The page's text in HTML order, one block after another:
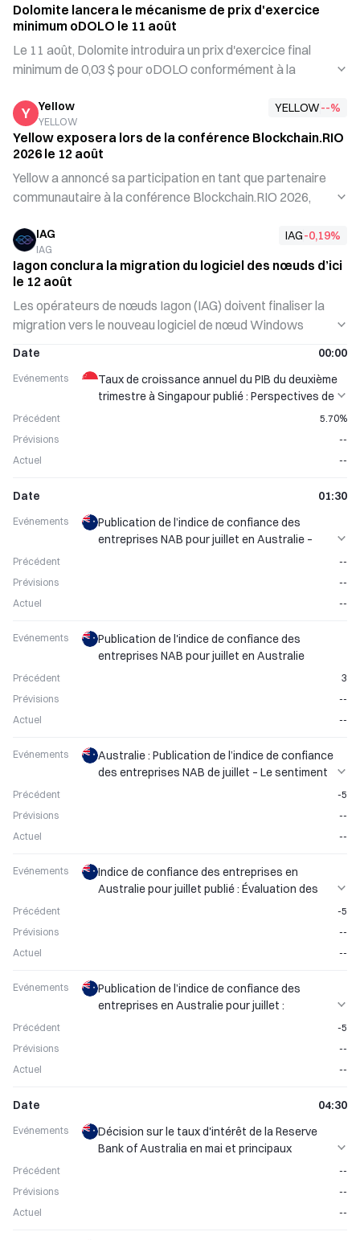
constitue une étape critique précédant la mise à niveau
performances et la sécurité du réseau. Cette mise à
niveau témoigne des progrès continus de Pi Network dans
opérateurs de nœuds de se préparer en amont afin
d’assurer une transition fluide.
Dolomite lancera le mécanisme de prix d'exercice
minimum oDOLO le 11 août
Le 11 août, Dolomite introduira un prix d'exercice final
minimum de 0,03 $ pour oDOLO conformément à la
décote d'acquisition, après quoi le prix final sera fixé au
niveau le plus élevé entre le prix décoté ou le plancher de
0,03 $. Cette initiative vise à protéger les intérêts des
transactions oDOLO.
Y Yellow
YELLOW
YELLOW--%
Yellow exposera lors de la conférence Blockchain.RIO
2026 le 12 août
Yellow a annoncé sa participation en tant que partenaire
communautaire à la conférence Blockchain.RIO 2026,
L'événement portera sur la politique brésilienne en
matière de cryptomonnaies et les questions
réglementaires, réunissant des experts du secteur pour
blockchain sur les marchés émergents. L'implication de
Yellow soutiendra la standardisation des actifs
cryptographiques à travers l'Amérique latine, aidant les
entreprises à naviguer dans un environnement
réglementaire complexe.
IAG
IAG
IAG-0,19%
Iagon conclura la migration du logiciel des nœuds d’ici
le 12 août
Les opérateurs de nœuds Iagon (IAG) doivent finaliser la
migration vers le nouveau logiciel de nœud Windows
migration complet, visant à améliorer l’efficacité
opérationnelle des nœuds et la stabilité du réseau. Les
opérateurs de nœuds sont invités à suivre attentivement
les annonces officielles et à effectuer la migration dans les
délais afin d’assurer le fonctionnement normal des nœuds.
Date 00:00
Evénements
Taux de croissance annuel du PIB du deuxième
trimestre à Singapour publié : Perspectives de
Précédent
5.70%
Prévisions
--
Actuel
--
Date 01:30
Evénements
Publication de l’indice de confiance des
entreprises NAB pour juillet en Australie –
Précédent
--
Prévisions
--
Actuel
--
Evénements
Publication de l'indice de confiance des
entreprises NAB pour juillet en Australie
Précédent
3
Prévisions
--
Actuel
--
Evénements
Australie : Publication de l’indice de confiance
des entreprises NAB de juillet – Le sentiment
Précédent
-5
Prévisions
--
Actuel
--
Evénements
Indice de confiance des entreprises en
Australie pour juillet publié : Évaluation des
Précédent
-5
Prévisions
--
Actuel
--
Evénements
Publication de l’indice de confiance des
entreprises en Australie pour juillet :
Précédent
-5
Prévisions
--
Actuel
--
Date 04:30
Evénements
Décision sur le taux d'intérêt de la Reserve
Bank of Australia en mai et principaux
Précédent
--
Prévisions
--
Actuel
--